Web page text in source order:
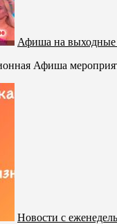
Афиша на
Афиша
Новости с